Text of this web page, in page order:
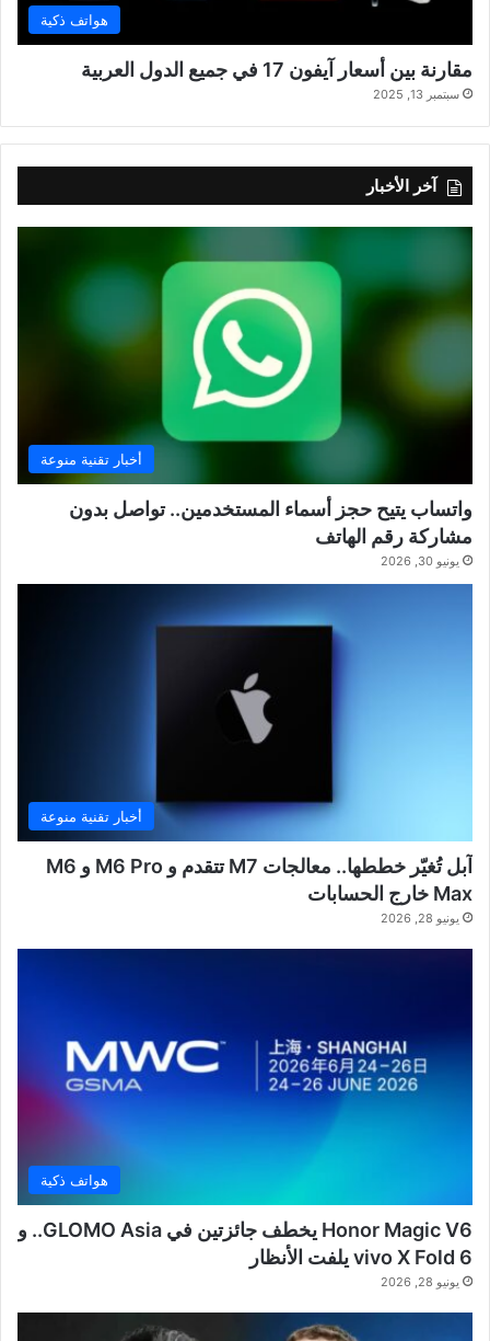
هواتف ذكية
مقارنة بين أسعار آيفون 17 في جميع الدول العربية
سبتمبر 13, 2025
آخر الأخبار
أخبار تقنية منوعة
واتساب يتيح حجز أسماء المستخدمين.. تواصل بدون
مشاركة رقم الهاتف
يونيو 30, 2026
أخبار تقنية منوعة
آبل تُغيّر خططها.. معالجات M7 تتقدم و M6 Pro و M6
Max خارج الحسابات
يونيو 28, 2026
هواتف ذكية
Honor Magic V6 يخطف جائزتين في GLOMO Asia.. و
vivo X Fold 6 يلفت الأنظار
يونيو 28, 2026